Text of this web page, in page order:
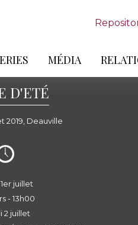
MÉDIA
D'ETÉ
2019, Deauville
juillet
- 13h00
2 juillet